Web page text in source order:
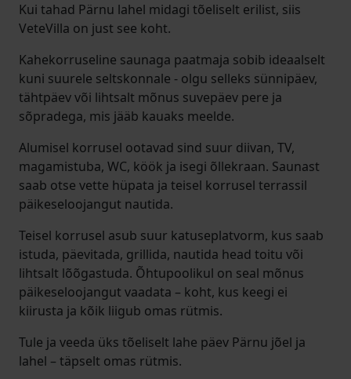
Kui tahad Pärnu lahel midagi tõeliselt erilist, siis
VeteVilla on just see koht.
Kahekorruseline saunaga paatmaja sobib ideaalselt
kuni suurele seltskonnale - olgu selleks sünnipäev,
tähtpäev või lihtsalt mõnus suvepäev pere ja
sõpradega, mis jääb kauaks meelde.
Alumisel korrusel ootavad sind suur diivan, TV,
magamistuba, WC, köök ja isegi õllekraan. Saunast
saab otse vette hüpata ja teisel korrusel terrassil
päikeseloojangut nautida.
Teisel korrusel asub suur katuseplatvorm, kus saab
istuda, päevitada, grillida, nautida head toitu või
lihtsalt lõõgastuda. Õhtupoolikul on seal mõnus
päikeseloojangut vaadata – koht, kus keegi ei
kiirusta ja kõik liigub omas rütmis.
Tule ja veeda üks tõeliselt lahe päev Pärnu jõel ja
lahel – täpselt omas rütmis.